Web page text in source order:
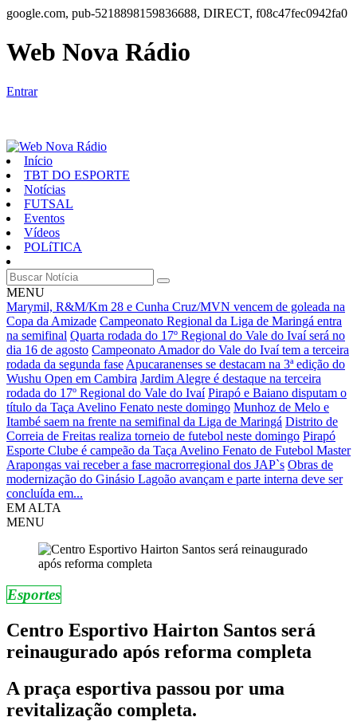
google.com, pub-5218898159836688, DIRECT, f08c47fec0942fa0
Web Nova Rádio
Entrar
Início
TBT DO ESPORTE
Notícias
FUTSAL
Eventos
Vídeos
POLíTICA
MENU
Marymil, R&M/Km 28 e Cunha Cruz/MVN vencem de goleada na
Copa da Amizade Campeonato Regional da Liga de Maringá entra
na semifinal Quarta rodada do 17º Regional do Vale do Ivaí será no
dia 16 de agosto Campeonato Amador do Vale do Ivaí tem a terceira
rodada da segunda fase Apucaranenses se destacam na 3ª edição do
Wushu Open em Cambira Jardim Alegre é destaque na terceira
rodada do 17º Regional do Vale do Ivaí Pirapó e Baiano disputam o
título da Taça Avelino Fenato neste domingo Munhoz de Melo e
Itambé saem na frente na semifinal da Liga de Maringá Distrito de
Correia de Freitas realiza torneio de futebol neste domingo Pirapó
Esporte Clube é campeão da Taça Avelino Fenato de Futebol Master
Arapongas vai receber a fase macrorregional dos JAP`s Obras de
modernização do Ginásio Lagoão avançam e parte interna deve ser
concluída em...
EM ALTA
MENU
Esportes
Centro Esportivo Hairton Santos será
reinaugurado após reforma completa
A praça esportiva passou por uma
revitalização completa.